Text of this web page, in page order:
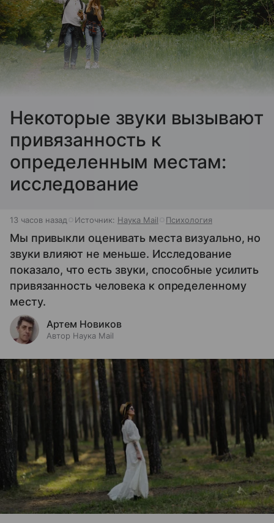
Некоторые звуки вызывают
привязанность к
определенным местам:
исследование
13 часов назад Источник: Наука Mail Психология
Мы привыкли оценивать места визуально, но
звуки влияют не меньше. Исследование
показало, что есть звуки, способные усилить
привязанность человека к определенному
месту.
Артем Новиков
Автор Наука Mail